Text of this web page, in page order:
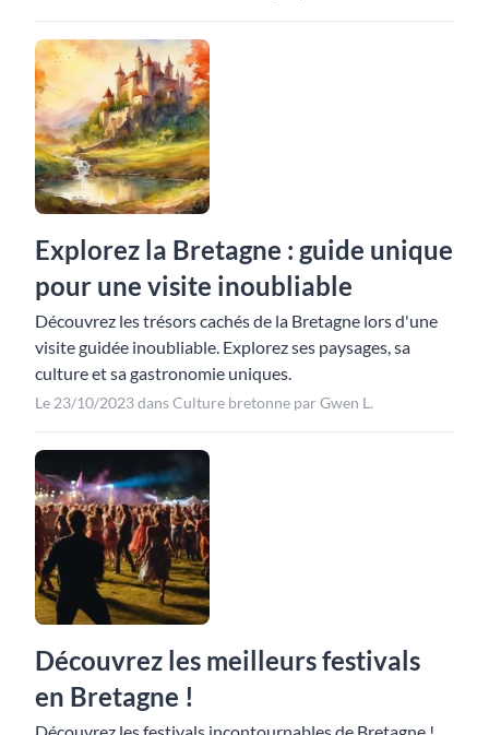
Explorez la Bretagne : guide unique
pour une visite inoubliable
Découvrez les trésors cachés de la Bretagne lors d'une
visite guidée inoubliable. Explorez ses paysages, sa
culture et sa gastronomie uniques.
Le 23/10/2023 dans Culture bretonne par Gwen L.
Découvrez les meilleurs festivals
en Bretagne !